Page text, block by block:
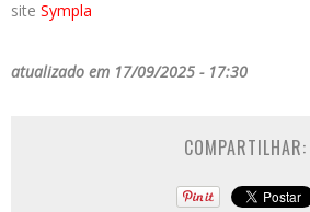
site Sympla
atualizado em 17/09/2025 - 17:30
COMPARTILHAR: